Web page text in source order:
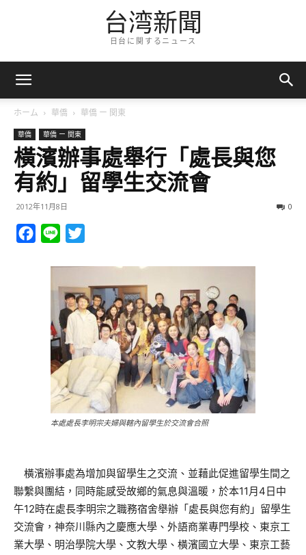
台湾新聞
日台に関するニュース
ホーム 華僑 華僑 ー 関東
華僑 華僑 ー 関東
橫濱辦事處舉行「處長與您
有約」留學生交流會
2012年11月8日 0
Facebook
Line
本處處長李明宗夫婦與轄內留學生於交流會合照
橫濱辦事處為增加與留學生之交流、並藉此促進留學生間之
聯繫與團結，同時能感受故鄉的氣息與溫暖，於本11月4日中
午12時在處長李明宗之職務宿舍舉辦「處長與您有約」留學生
交流會，神奈川縣內之慶應大學、外語商業專門學校、東京工
業大學、明治學院大學、文教大學、橫濱國立大學、東京工藝